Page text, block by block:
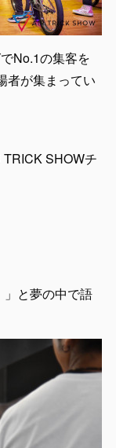
No.1の集客を
者が集まってい
SHOWチ
と夢の中で語